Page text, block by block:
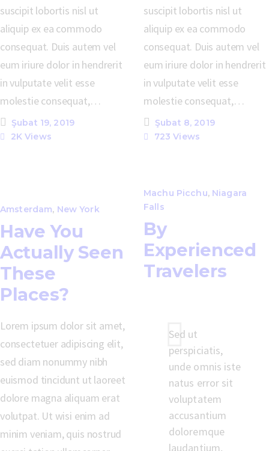
suscipit lobortis nisl ut
aliquip ex ea commodo
consequat. Duis autem vel
eum iriure dolor in hendrerit
in vulputate velit esse
molestie consequat,…
Şubat 19, 2019
2K Views
suscipit lobortis nisl ut
aliquip ex ea commodo
consequat. Duis autem vel
eum iriure dolor in hendrerit
in vulputate velit esse
molestie consequat,…
Şubat 8, 2019
723 Views
Amsterdam, New York
Have You
Actually Seen
These
Places?
Lorem ipsum dolor sit amet,
consectetuer adipiscing elit,
sed diam nonummy nibh
euismod tincidunt ut laoreet
dolore magna aliquam erat
volutpat. Ut wisi enim ad
minim veniam, quis nostrud
Machu Picchu, Niagara
Falls
By
Experienced
Travelers
Sed ut
perspiciatis,
unde omnis iste
natus error sit
voluptatem
accusantium
doloremque
laudantium,